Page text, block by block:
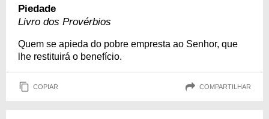
Piedade
Livro dos Provérbios
Quem se apieda do pobre empresta ao Senhor, que
lhe restituirá o benefício.
COPIAR COMPARTILHAR